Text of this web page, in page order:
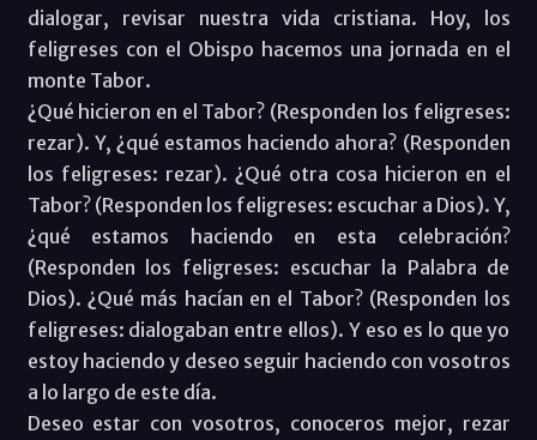
dialogar, revisar nuestra vida cristiana. Hoy, los
feligreses con el Obispo hacemos una jornada en el
monte Tabor.
¿Qué hicieron en el Tabor? (Responden los feligreses:
rezar). Y, ¿qué estamos haciendo ahora? (Responden
los feligreses: rezar). ¿Qué otra cosa hicieron en el
Tabor? (Responden los feligreses: escuchar a Dios). Y,
¿qué estamos haciendo en esta celebración?
(Responden los feligreses: escuchar la Palabra de
Dios). ¿Qué más hacían en el Tabor? (Responden los
feligreses: dialogaban entre ellos). Y eso es lo que yo
estoy haciendo y deseo seguir haciendo con vosotros
a lo largo de este día.
Deseo estar con vosotros, conoceros mejor, rezar